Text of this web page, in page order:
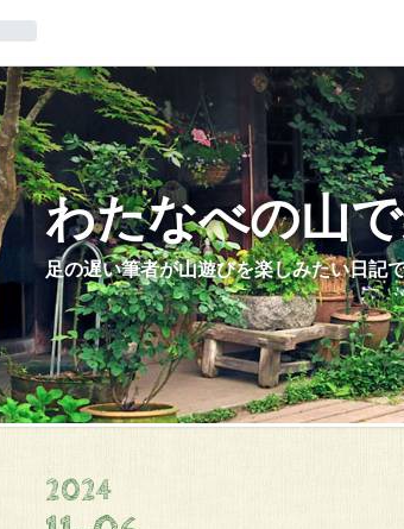
わたなべの山
足の遅い筆者が山遊びを楽しみたい日記
2024